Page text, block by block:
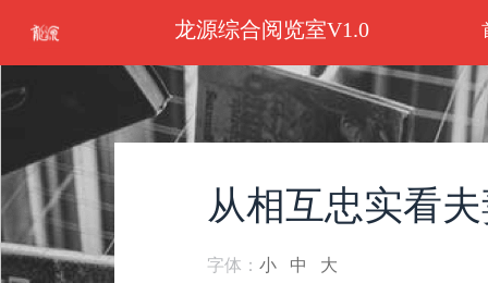
龙源综合阅览室V1.0
从相互忠实看
字体：小 中 大